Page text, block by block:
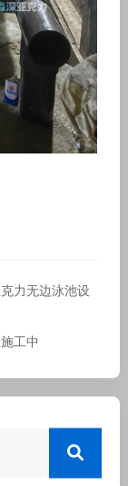
力无边泳池设
工中